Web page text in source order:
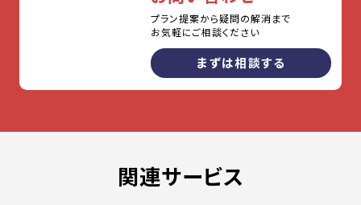
プラン提案から疑問の解消まで
お気軽にご相談ください
まずは相談する
関連サービス